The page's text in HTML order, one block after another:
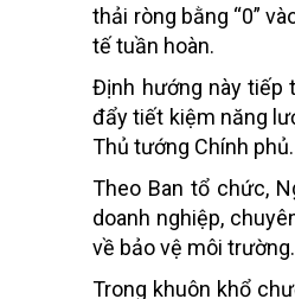
thải ròng bằng “0”
tế tuần hoàn.
Định hướng này tiếp
đẩy tiết kiệm năng
Thủ tướng Chính phủ.
Theo Ban tổ chức,
doanh nghiệp,
về bảo vệ môi trường.
Trong khuôn khổ